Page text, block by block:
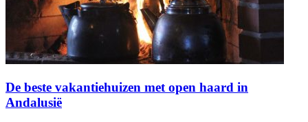
De beste vakantiehuizen met open haard in
Andalusië